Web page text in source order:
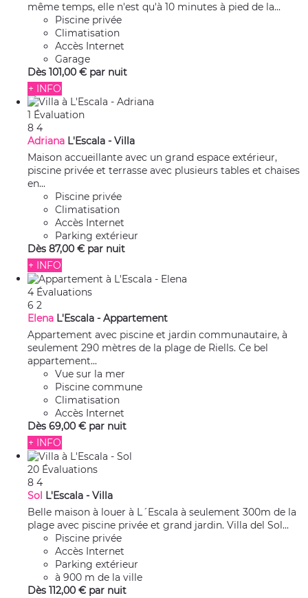
même temps, elle n'est qu'à 10 minutes à pied de la...
Piscine privée
Climatisation
Accès Internet
Garage
Dès 101,00 € par nuit
+ INFO
1 Évaluation
8 4
Adriana L'Escala - Villa
Maison accueillante avec un grand espace extérieur,
piscine privée et terrasse avec plusieurs tables et chaises
en...
Piscine privée
Climatisation
Accès Internet
Parking extérieur
Dès 87,00 € par nuit
+ INFO
4 Évaluations
6 2
Elena L'Escala - Appartement
Appartement avec piscine et jardin communautaire, à
seulement 290 mètres de la plage de Riells. Ce bel
appartement...
Vue sur la mer
Piscine commune
Climatisation
Accès Internet
Dès 69,00 € par nuit
+ INFO
20 Évaluations
8 4
Sol L'Escala - Villa
Belle maison à louer à L´Escala à seulement 300m de la
plage avec piscine privée et grand jardin. Villa del Sol...
Piscine privée
Accès Internet
Parking extérieur
à 900 m de la ville
Dès 112,00 € par nuit